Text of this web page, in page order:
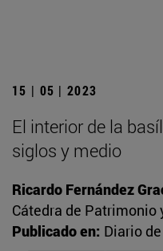
15 | 05 | 2023
El interior de la
siglos y medio
Ricardo Fernández
Cátedra de Patrimonio
Publicado en: Diario